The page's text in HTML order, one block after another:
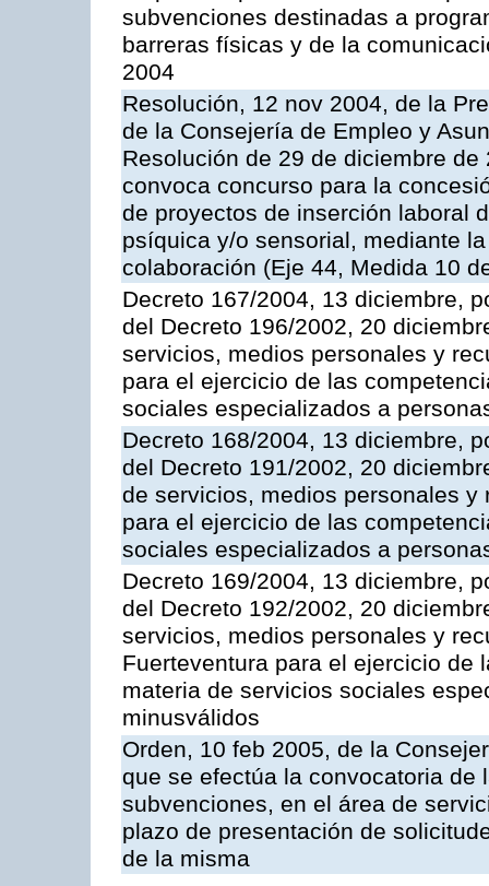
subvenciones destinadas a
barreras físicas y de la
2004
Resolución, 12 nov 2004, de la
de la Consejería de Empleo y
Resolución de 29 de diciembre
convoca concurso para la
de proyectos de inserción laboral
psíquica y/o sensorial, mediante
colaboración (Eje 44, Medida 10
Decreto 167/2004, 13 diciembre,
del Decreto 196/2002, 20
servicios, medios personales y
para el ejercicio de las
sociales especializados a
Decreto 168/2004, 13 diciembre,
del Decreto 191/2002, 20
de servicios, medios personales
para el ejercicio de las
sociales especializados a
Decreto 169/2004, 13 diciembre,
del Decreto 192/2002, 20
servicios, medios personales y
Fuerteventura para el ejercicio de
materia de servicios sociales
minusválidos
Orden, 10 feb 2005, de la
que se efectúa la convocatoria de
subvenciones, en el área de
plazo de presentación de
de la misma